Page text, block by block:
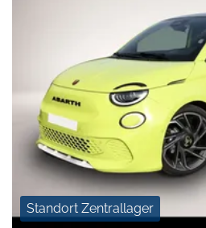
Standort Zentrallager